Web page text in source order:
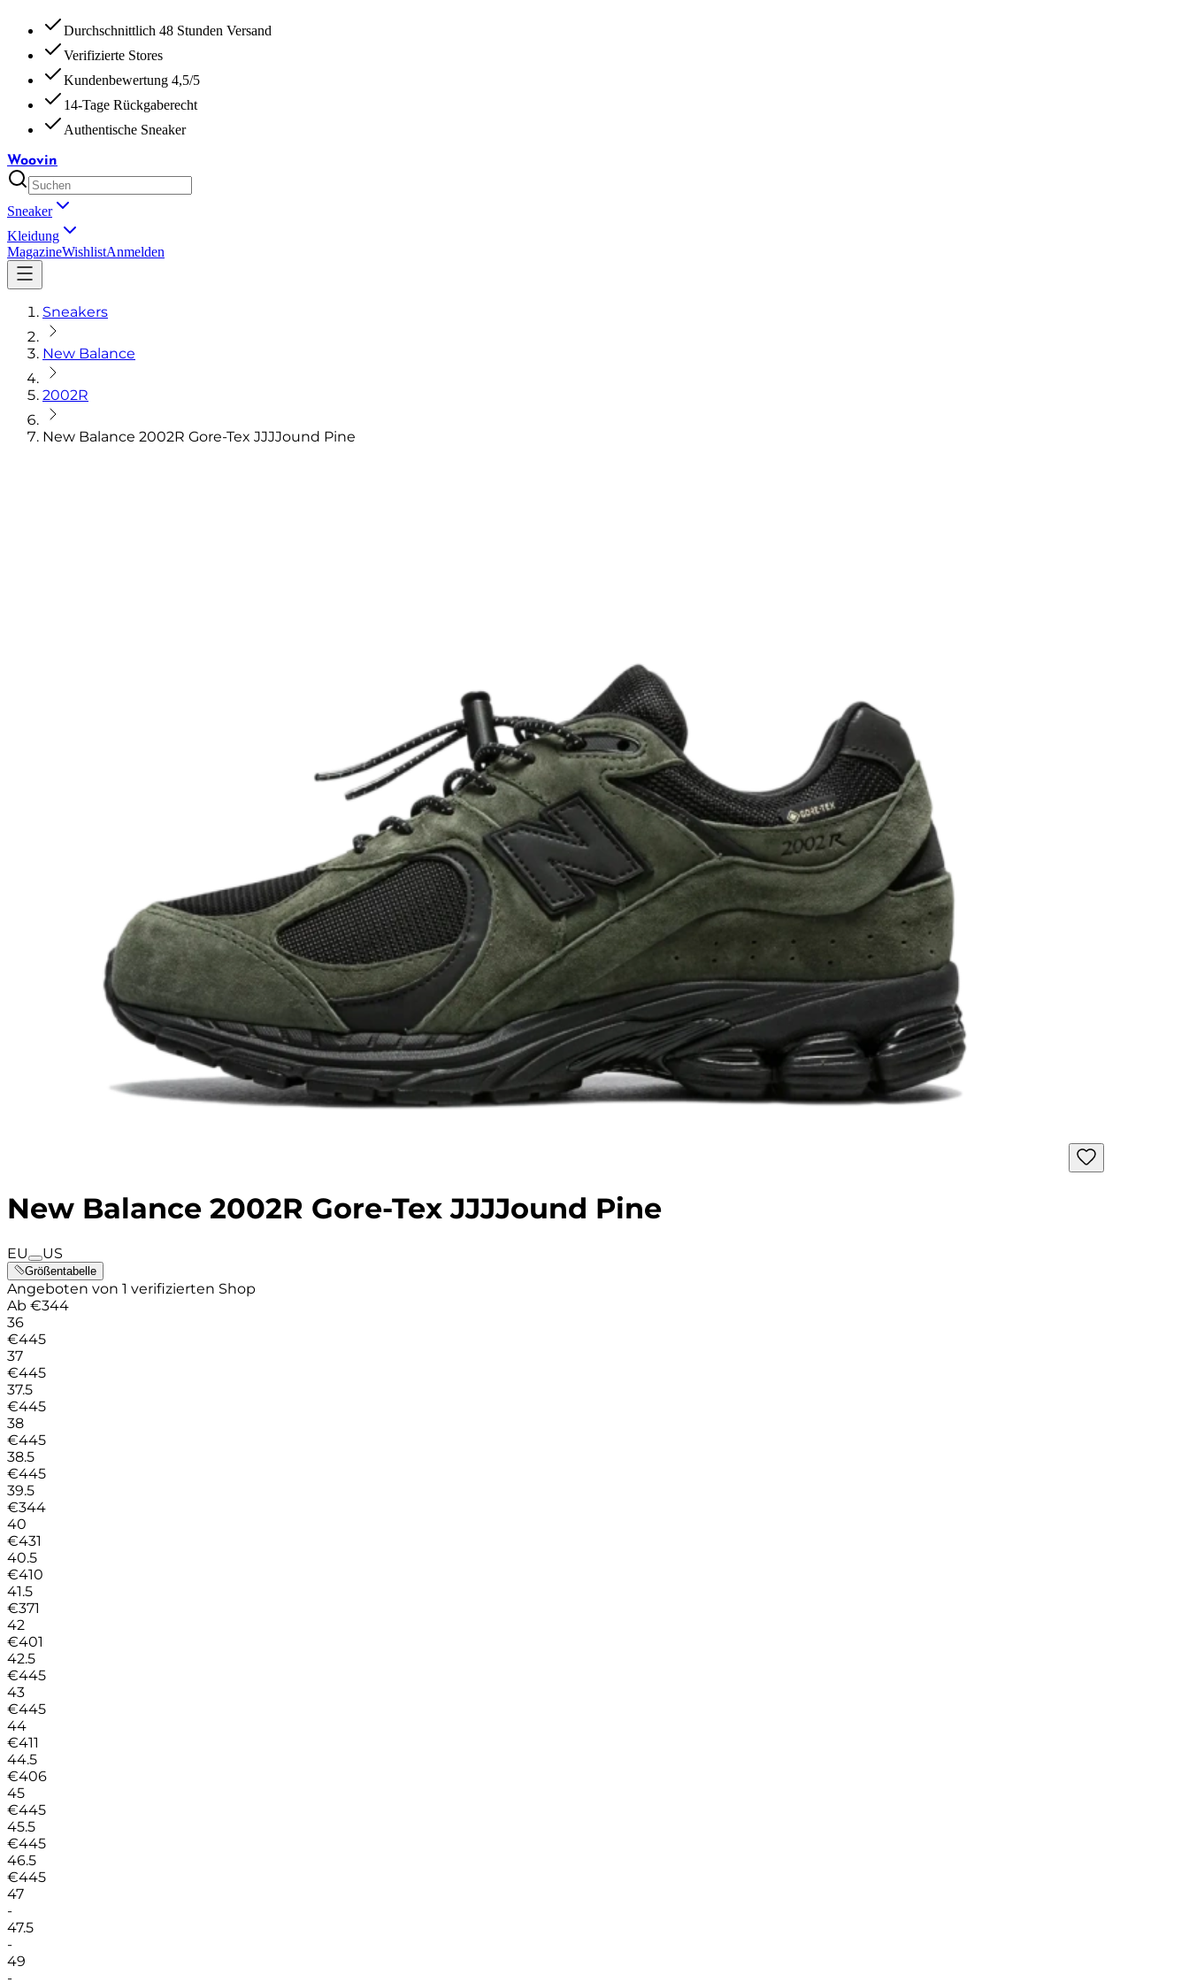
Durchschnittlich 48 Stunden Versand
Verifizierte Stores
Kundenbewertung 4,5/5
14-Tage Rückgaberecht
Authentische Sneaker
Woovin
Sneaker
Kleidung
MagazineWishlistAnmelden
Sneakers
New Balance
2002R
New Balance 2002R Gore-Tex JJJJound Pine
New Balance 2002R Gore-Tex JJJJound Pine
EU US
Größentabelle
Angeboten von 1 verifizierten Shop
Ab €344
36
€445
37
€445
37.5
€445
38
€445
38.5
€445
39.5
€344
40
€431
40.5
€410
41.5
€371
42
€401
42.5
€445
43
€445
44
€411
44.5
€406
45
€445
45.5
€445
46.5
€445
47
-
47.5
-
49
-